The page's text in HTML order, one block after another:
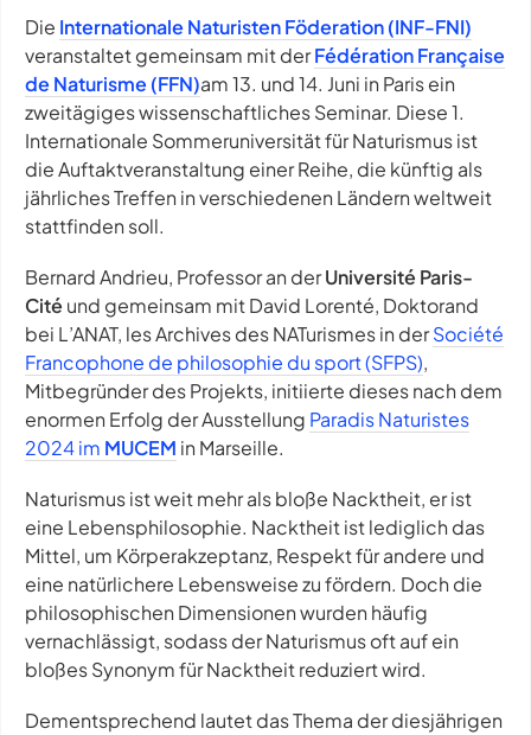
Die Internationale Naturisten Föderation (INF-FNI)
veranstaltet gemeinsam mit derFédération Française
de Naturisme (FFN)am 13. und 14. Juni in Paris ein
zweitägiges wissenschaftliches Seminar. Diese 1.
Internationale Sommeruniversität für Naturismus ist
die Auftaktveranstaltung einer Reihe, die künftig als
jährliches Treffen in verschiedenen Ländern weltweit
stattfinden soll.
Bernard Andrieu, Professor an derUniversité Paris-
Cité und gemeinsam mit David Lorenté, Doktorand
bei L’ANAT, les Archives des NATurismesin derSociété
Francophone de philosophie du sport (SFPS),
Mitbegründer des Projekts, initiierte dieses nach dem
enormen Erfolg der Ausstellung Paradis Naturistes
2024 im MUCEM in Marseille.
Naturismus ist weit mehr als bloße Nacktheit, er ist
eine Lebensphilosophie. Nacktheit ist lediglich das
Mittel, um Körperakzeptanz, Respekt für andere und
eine natürlichere Lebensweise zu fördern. Doch die
philosophischen Dimensionen wurden häufig
vernachlässigt, sodass der Naturismus oft auf ein
bloßes Synonym für Nacktheit reduziert wird.
Dementsprechend lautet das Thema der diesjährigen